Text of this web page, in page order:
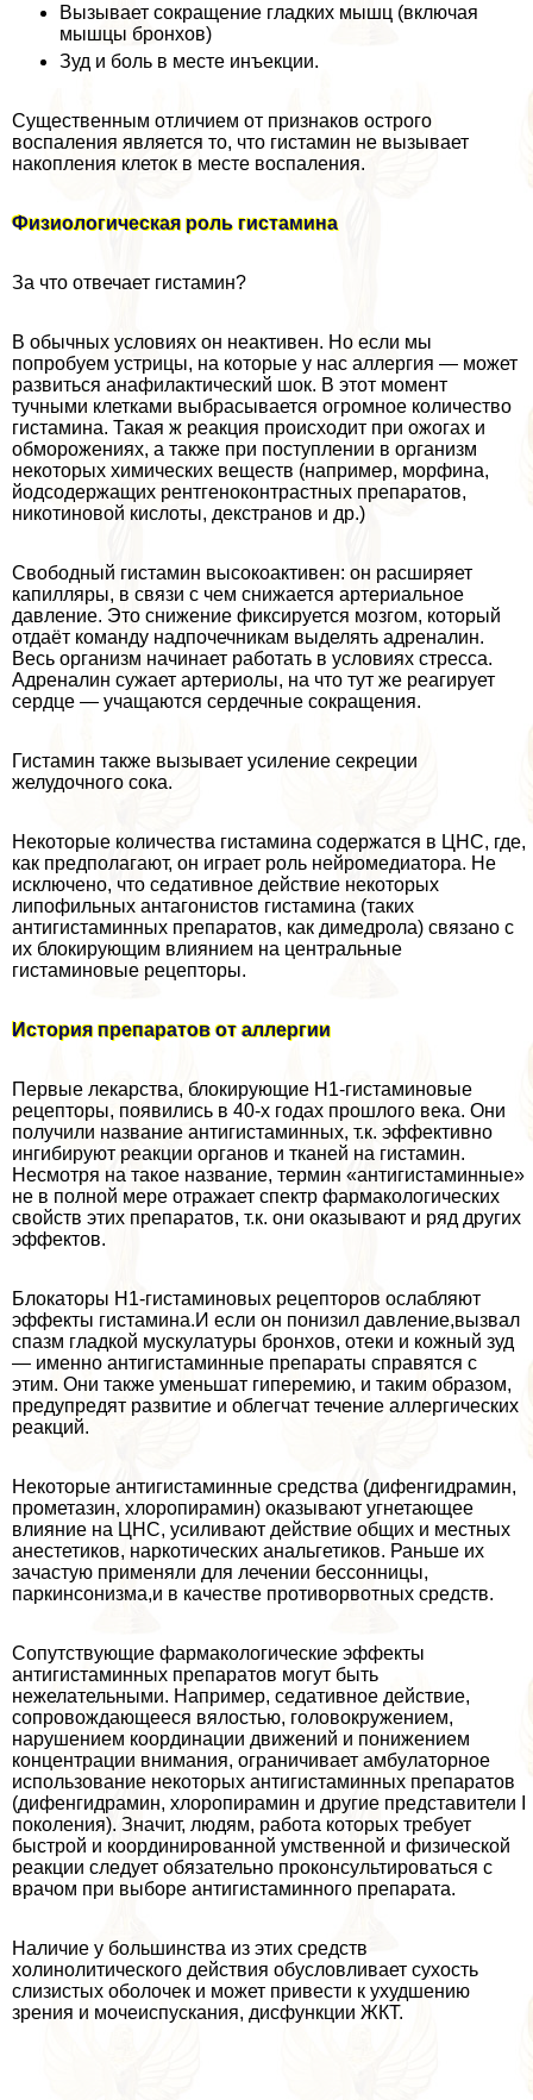
Вызывает сокращение гладких мышц (включая
мышцы бронхов)
Зуд и боль в месте инъекции.
Существенным отличием от признаков острого
воспаления является то, что гистамин не вызывает
накопления клеток в месте воспаления.
Физиологическая роль гистамина
За что отвечает гистамин?
В обычных условиях он неактивен. Но если мы
попробуем устрицы, на которые у нас аллергия — может
развиться анафилактический шок. В этот момент
тучными клетками выбрасывается огромное количество
гистамина. Такая ж реакция происходит при ожогах и
обморожениях, а также при поступлении в организм
некоторых химических веществ (например, морфина,
йодсодержащих рентгеноконтрастных препаратов,
никотиновой кислоты, декстранов и др.)
Свободный гистамин высокоактивен: он расширяет
капилляры, в связи с чем снижается артериальное
давление. Это снижение фиксируется мозгом, который
отдаёт комaнду надпочечникам выделять адреналин.
Весь организм начинает работать в условиях стресса.
Адреналин сужает артериолы, на что тут же реагирует
сердце — учащаются сердечные сокращения.
Гистамин также вызывает усиление секреции
желудочного сока.
Некоторые количества гистамина содержатся в ЦНС, где,
как предполагают, он играет роль нейромедиатора. Не
исключено, что седативное действие некоторых
липофильных антагонистов гистамина (таких
антигистаминных препаратов, как димедрола) связано с
их блокирующим влиянием на центральные
гистаминовые рецепторы.
История препаратов от аллергии
Первые лекарства, блокирующие Н1-гистаминовые
рецепторы, появились в 40-х годах прошлого века. Они
получили название антигистаминных, т.к. эффективно
ингибируют реакции органов и тканей на гистамин.
Несмотря на такое название, термин «антигистаминные»
не в полной мере отражает спектр фармакологических
свойств этих препаратов, т.к. они оказывают и ряд других
эффектов.
Блокаторы Н1-гистаминовых рецепторов ослабляют
эффекты гистамина.И если он понизил давление,вызвал
спазм гладкой мускулатуры бронхов, отеки и кожный зуд
— именно антигистаминные препараты справятся с
этим. Они также уменьшат гиперемию, и таким образом,
предупредят развитие и облегчат течение аллергических
реакций.
Некоторые антигистаминные средства (дифенгидрамин,
прометазин, хлоропирамин) оказывают угнетающее
влияние на ЦНС, усиливают действие общих и местных
анестетиков, наркотических aнaльгетиков. Раньше их
зачастую применяли для лечении бессонницы,
паркинсонизма,и в качестве противорвотных средств.
Сопутствующие фармакологические эффекты
антигистаминных препаратов могут быть
нежелательными. Например, седативное действие,
сопровождающееся вялостью, головокружением,
нарушением координации движений и понижением
концентрации внимания, ограничивает амбулаторное
использование некоторых антигистаминных препаратов
(дифенгидрамин, хлоропирамин и другие представители I
поколения). Значит, людям, работа которых требует
быстрой и координированной умственной и физической
реакции следует обязательно проконсультироваться с
врачом при выборе антигистаминного препарата.
Наличие у большинства из этих средств
холинолитического действия обусловливает сухость
слизистых оболочек и может привести к ухудшению
зрения и мочеиспускания, дисфункции ЖКТ.